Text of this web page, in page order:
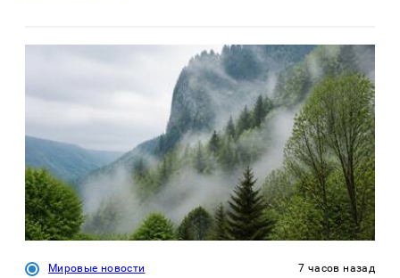
Мировые новости 7 часов назад